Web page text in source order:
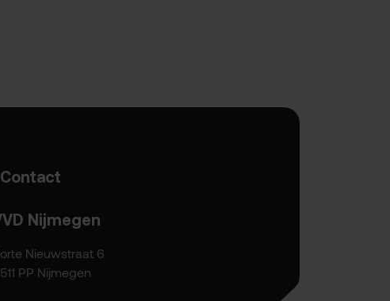
Contact
Nijmegen
Nieuwstraat 6
PP Nijmegen